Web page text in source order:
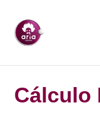
Cálculo